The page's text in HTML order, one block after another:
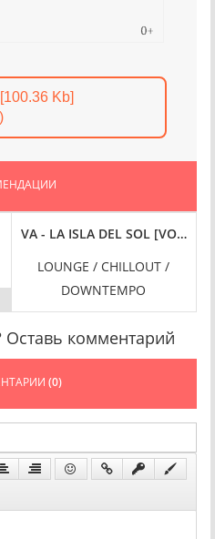
Kb]
[24-BIT HI-RES, LIVE IN
VA - LA ISLA DEL SOL [VOL. 1]
LOUNGE / CHILLOUT /
DOWNTEMPO
комментарий
(0)